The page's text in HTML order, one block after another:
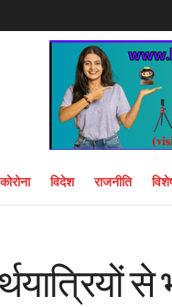
कोरोना विदेश राजनीति
से